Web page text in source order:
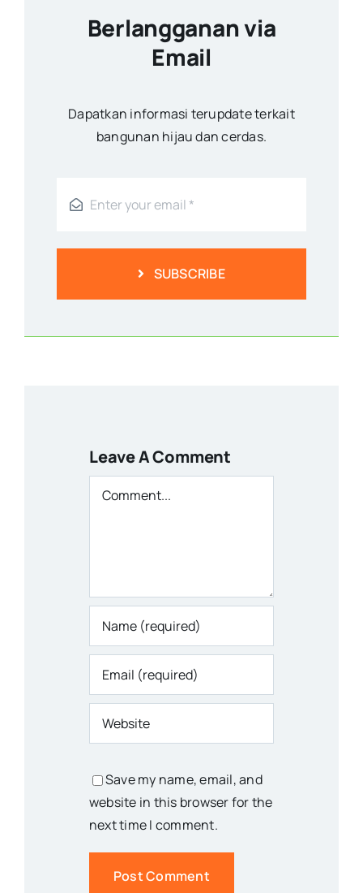
Berlangganan via
Email
Dapatkan informasi terupdate terkait
bangunan hijau dan cerdas.
SUBSCRIBE
Leave A Comment
Comment
Save my name, email, and
website in this browser for the
next time I comment.